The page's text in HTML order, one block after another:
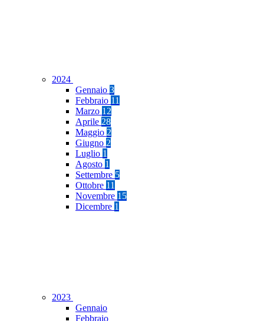
2024
Gennaio 3
Febbraio 11
Marzo 12
Aprile 28
Maggio 2
Giugno 2
Luglio 1
Agosto 1
Settembre 5
Ottobre 11
Novembre 15
Dicembre 1
2023
Gennaio
Febbraio